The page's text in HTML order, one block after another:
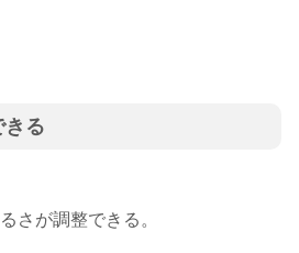
きる
さが調整できる。